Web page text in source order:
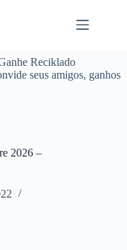
Reciklado
seus amigos, ganhos
2026 –